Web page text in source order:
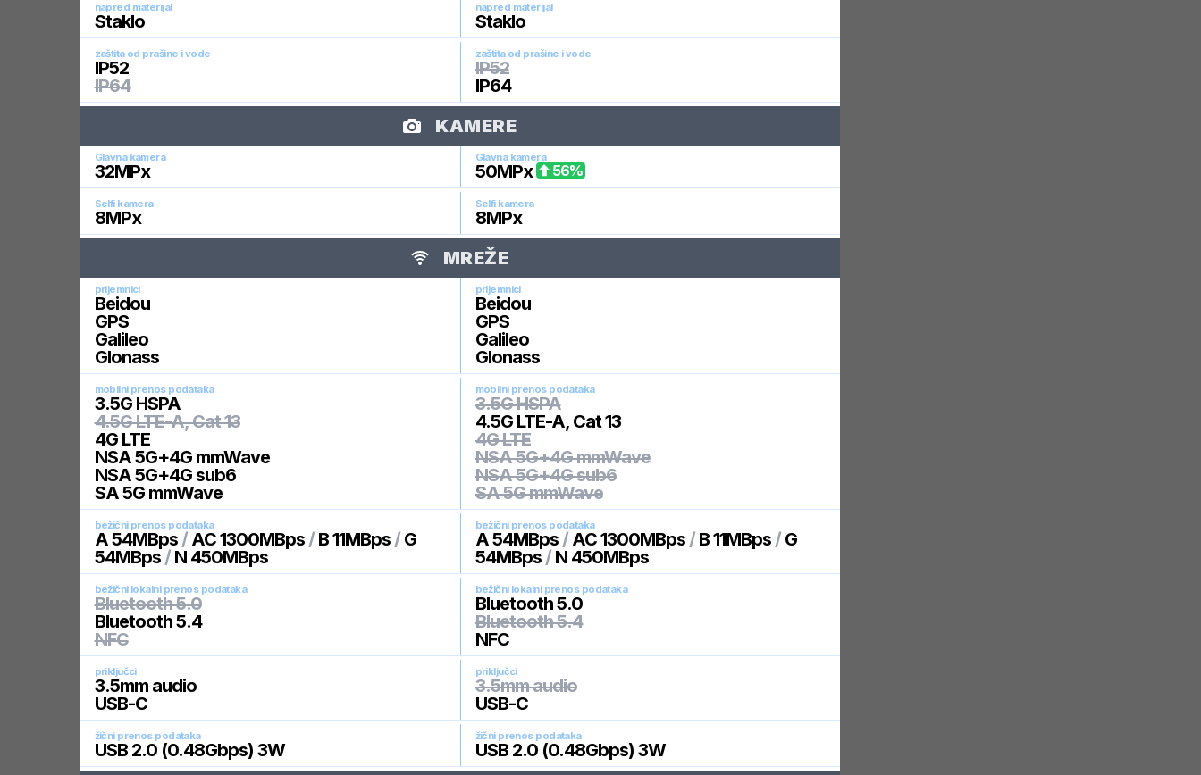
napred materijal
Staklo
napred materijal
Staklo
zaštita od prašine i vode
IP52
IP64
zaštita od prašine i vode
IP52
IP64
KAMERE
Glavna kamera
32MPx
Glavna kamera
50MPx 56%
Selfi kamera
8MPx
Selfi kamera
8MPx
MREŽE
prijemnici
Beidou
GPS
Galileo
Glonass
prijemnici
Beidou
GPS
Galileo
Glonass
mobilni prenos podataka
3.5G HSPA
4.5G LTE-A, Cat 13
4G LTE
NSA 5G+4G mmWave
NSA 5G+4G sub6
SA 5G mmWave
mobilni prenos podataka
3.5G HSPA
4.5G LTE-A, Cat 13
4G LTE
NSA 5G+4G mmWave
NSA 5G+4G sub6
SA 5G mmWave
bežični prenos podataka
A 54MBps/ AC 1300MBps/ B 11MBps/ G
54MBps/ N 450MBps
bežični prenos podataka
A 54MBps/ AC 1300MBps/ B 11MBps/ G
54MBps/ N 450MBps
bežični lokalni prenos podataka
Bluetooth 5.0
Bluetooth 5.4
NFC
bežični lokalni prenos podataka
Bluetooth 5.0
Bluetooth 5.4
NFC
priključci
3.5mm audio
USB-C
priključci
3.5mm audio
USB-C
žični prenos podataka
USB 2.0 (0.48Gbps) 3W
žični prenos podataka
USB 2.0 (0.48Gbps) 3W